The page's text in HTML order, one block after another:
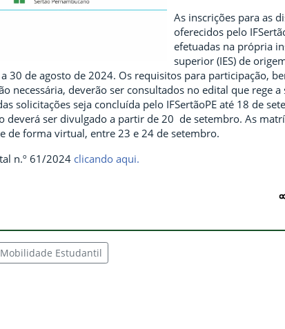
As inscrições para as
oferecidos pelo
efetuadas na própria
superior (IES) de
30 de agosto de 2024. Os requisitos para participação,
necessária, deverão ser consultados no edital que rege a
solicitações seja concluída pelo IFSertãoPE até 18 de
deverá ser divulgado a partir de 20 de setembro. As
de forma virtual, entre 23 e 24 de setembro.
n.º 61/2024 clicando aqui.
Estudantil